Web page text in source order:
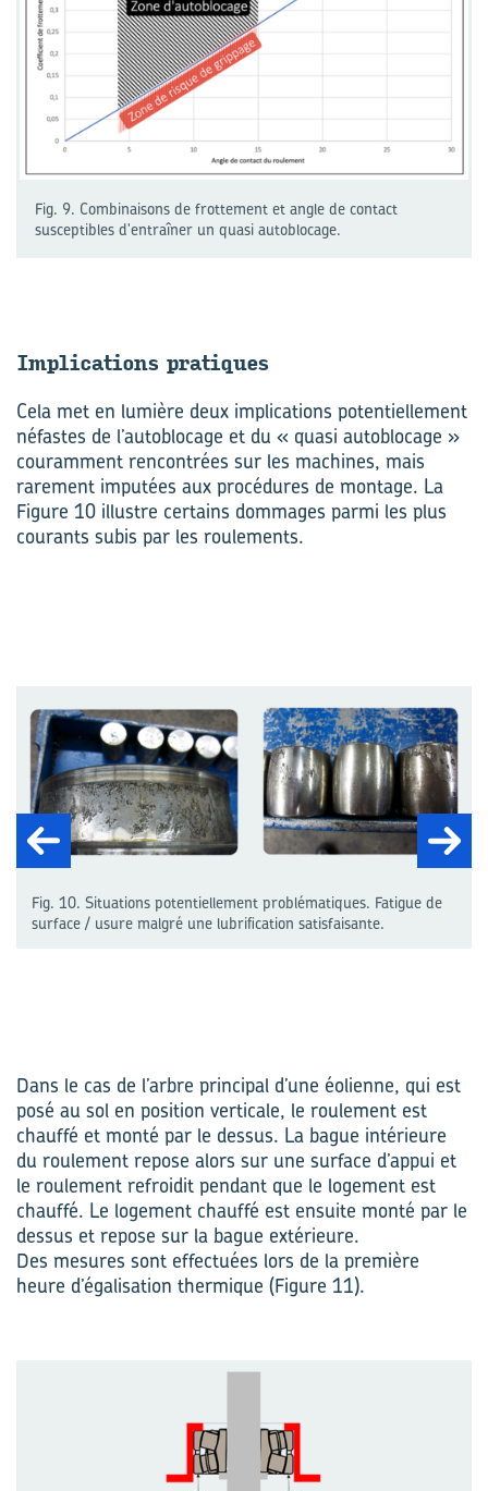
Fig. 9. Combinaisons de frottement et angle de contact
susceptibles d'entraîner un quasi autoblocage.
Im­pli­ca­tions pra­tiques
Cela met en lumière deux implications potentiellement
néfastes de l’autoblocage et du « quasi autoblocage »
couramment rencontrées sur les machines, mais
rarement imputées aux procédures de montage. La
Figure 10 illustre certains dommages parmi les plus
courants subis par les roulements.
Fig. 10. Situations potentiellement problématiques. Fatigue de
surface / usure malgré une lubrification satisfaisante.
Dans le cas de l’arbre principal d’une éolienne, qui est
posé au sol en position verticale, le roulement est
chauffé et monté par le dessus. La bague intérieure
du roulement repose alors sur une surface d’appui et
le roulement refroidit pendant que le logement est
chauffé. Le logement chauffé est ensuite monté par le
dessus et repose sur la bague extérieure.
Des mesures sont effectuées lors de la première
heure d’égalisation thermique (Figure 11).